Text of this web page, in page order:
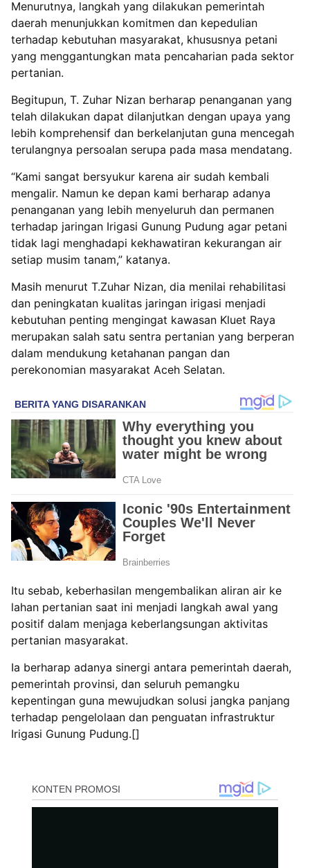
Menurutnya, langkah yang dilakukan pemerintah
daerah menunjukkan komitmen dan kepedulian
terhadap kebutuhan masyarakat, khususnya petani
yang menggantungkan mata pencaharian pada sektor
pertanian.
Begitupun, T. Zuhar Nizan berharap penanganan yang
telah dilakukan dapat dilanjutkan dengan upaya yang
lebih komprehensif dan berkelanjutan guna mencegah
terulangnya persoalan serupa pada masa mendatang.
“Kami sangat bersyukur karena air sudah kembali
mengalir. Namun ke depan kami berharap adanya
penanganan yang lebih menyeluruh dan permanen
terhadap jaringan Irigasi Gunung Pudung agar petani
tidak lagi menghadapi kekhawatiran kekurangan air
setiap musim tanam,” katanya.
Masih menurut T.Zuhar Nizan, dia menilai rehabilitasi
dan peningkatan kualitas jaringan irigasi menjadi
kebutuhan penting mengingat kawasan Kluet Raya
merupakan salah satu sentra pertanian yang berperan
dalam mendukung ketahanan pangan dan
perekonomian masyarakat Aceh Selatan.
Itu sebab, keberhasilan mengembalikan aliran air ke
lahan pertanian saat ini menjadi langkah awal yang
positif dalam menjaga keberlangsungan aktivitas
pertanian masyarakat.
Ia berharap adanya sinergi antara pemerintah daerah,
pemerintah provinsi, dan seluruh pemangku
kepentingan guna mewujudkan solusi jangka panjang
terhadap pengelolaan dan penguatan infrastruktur
Irigasi Gunung Pudung.[]